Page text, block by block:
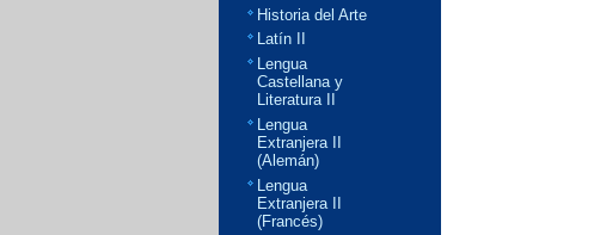
Historia del Arte
Latín II
Lengua
Castellana y
Literatura II
Lengua
Extranjera II
(Alemán)
Lengua
Extranjera II
(Francés)